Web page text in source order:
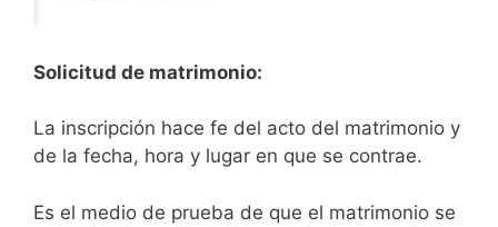
Solicitud de matrimonio:
La inscripción hace fe del acto del matrimonio y
de la fecha, hora y lugar en que se contrae.
Es el medio de prueba de que el matrimonio se